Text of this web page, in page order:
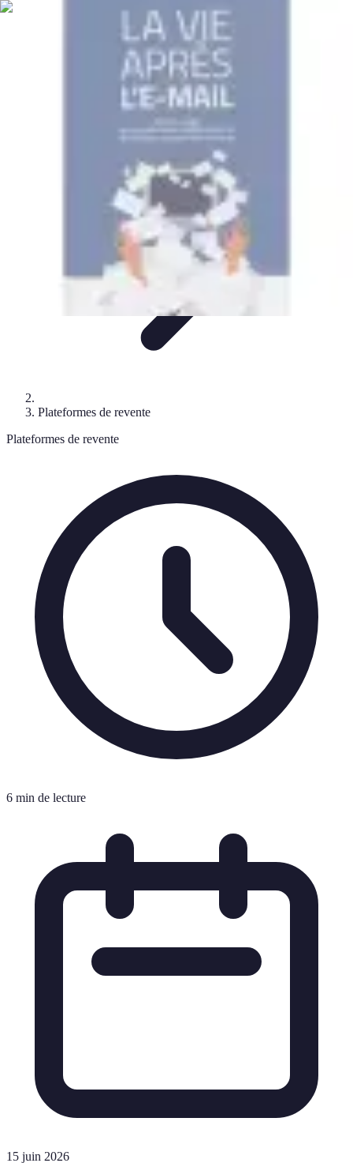
Revente Cadeaux Noël
Conseils pratiques
Astuces de
Préparation à la reventeÉvaluation et Prix
Revente Cadeaux Noël
Plateformes de revente
Plateformes de revente
6 min de lecture
15 juin 2026